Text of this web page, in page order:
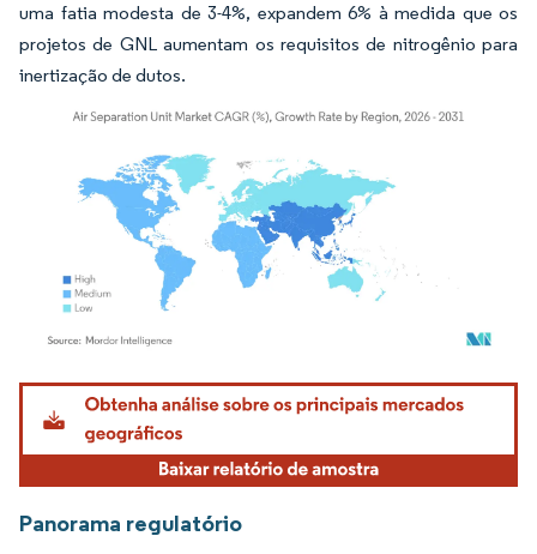
uma fatia modesta de 3-4%, expandem 6% à medida que os
projetos de GNL aumentam os requisitos de nitrogênio para
inertização de dutos.
Imagem © Mordor Intelligence. O reuso requer atribuição conforme CC BY 4.0.
Panorama regulatório